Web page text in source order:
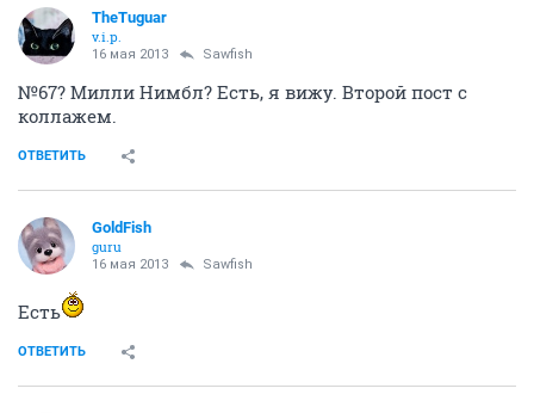
TheTuguar
v.i.p.
16 мая 2013 Sawfish
№67? Милли Нимбл? Есть, я вижу. Второй пост с
коллажем.
ОТВЕТИТЬ
GoldFish
guru
16 мая 2013 Sawfish
Есть
ОТВЕТИТЬ